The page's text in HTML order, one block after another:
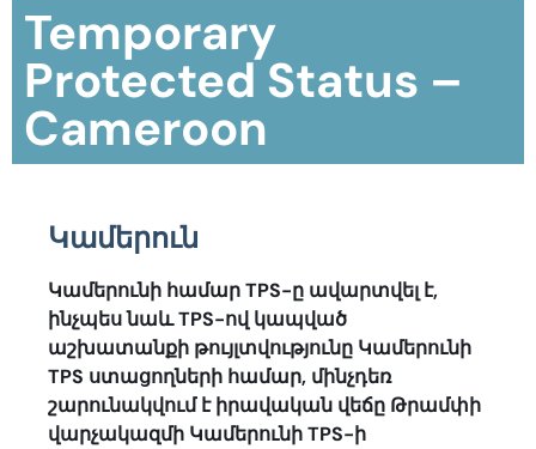
Temporary
Protected Status –
Cameroon
Կամերուն
Կամերունի համար TPS-ը ավարտվել է,
ինչպես նաև TPS-ով կապված
աշխատանքի թույլտվությունը Կամերունի
TPS ստացողների համար, մինչդեռ
շարունակվում է իրավական վեճը Թրամփի
վարչակազմի Կամերունի TPS-ի